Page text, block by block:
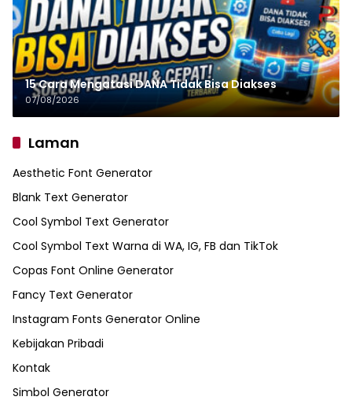
15 Cara Mengatasi DANA Tidak Bisa Diakses
07/08/2026
Laman
Aesthetic Font Generator
Blank Text Generator
Cool Symbol Text Generator
Cool Symbol Text Warna di WA, IG, FB dan TikTok
Copas Font Online Generator
Fancy Text Generator
Instagram Fonts Generator Online
Kebijakan Pribadi
Kontak
Simbol Generator